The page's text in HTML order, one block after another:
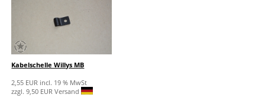
Kabelschelle Willys MB
2,55 EUR incl. 19 % MwSt
zzgl. 9,50 EUR Versand